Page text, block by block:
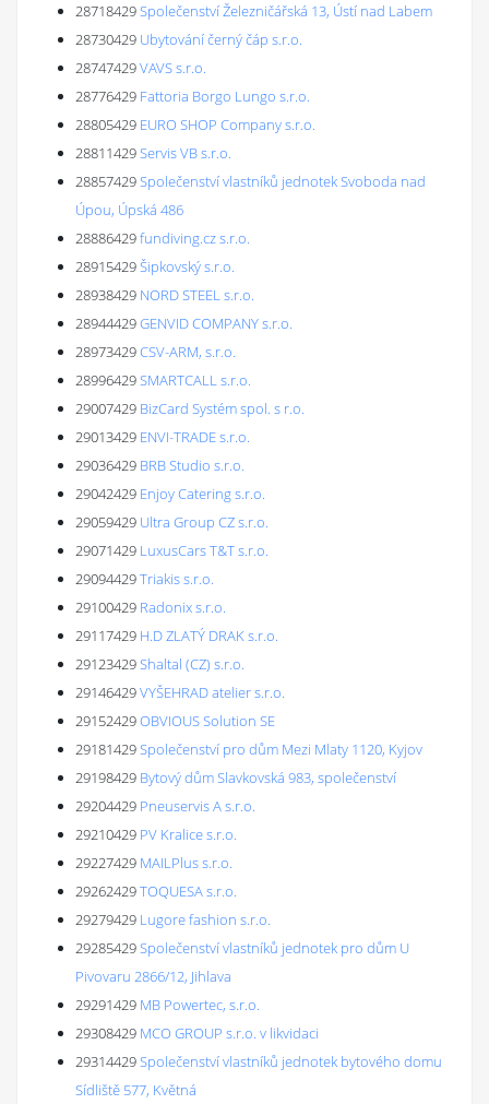
28718429Společenství Železničářská 13, Ústí nad Labem
28730429 Ubytování černý čáp s.r.o.
28747429VAVS s.r.o.
28776429 Fattoria Borgo Lungo s.r.o.
28805429 EURO SHOP Company s.r.o.
28811429Servis VB s.r.o.
28857429Společenství vlastníků jednotek Svoboda nad
Úpou, Úpská 486
28886429fundiving.cz s.r.o.
28915429Šipkovský s.r.o.
28938429 NORD STEEL s.r.o.
28944429GENVID COMPANY s.r.o.
28973429CSV-ARM, s.r.o.
28996429SMARTCALL s.r.o.
29007429 BizCard Systém spol. s r.o.
29013429 ENVI-TRADE s.r.o.
29036429 BRB Studio s.r.o.
29042429 Enjoy Catering s.r.o.
29059429 Ultra Group CZ s.r.o.
29071429 LuxusCars T&T s.r.o.
29094429Triakis s.r.o.
29100429 Radonix s.r.o.
29117429 H.D ZLATÝ DRAK s.r.o.
29123429Shaltal (CZ) s.r.o.
29146429VYŠEHRAD atelier s.r.o.
29152429OBVIOUS Solution SE
29181429Společenství pro dům Mezi Mlaty 1120, Kyjov
29198429 Bytový dům Slavkovská 983, společenství
29204429 Pneuservis A s.r.o.
29210429 PV Kralice s.r.o.
29227429 MAILPlus s.r.o.
29262429TOQUESA s.r.o.
29279429 Lugore fashion s.r.o.
29285429Společenství vlastníků jednotek pro dům U
Pivovaru 2866/12, Jihlava
29291429 MB Powertec, s.r.o.
29308429 MCO GROUP s.r.o. v likvidaci
29314429Společenství vlastníků jednotek bytového domu
Sídliště 577, Květná